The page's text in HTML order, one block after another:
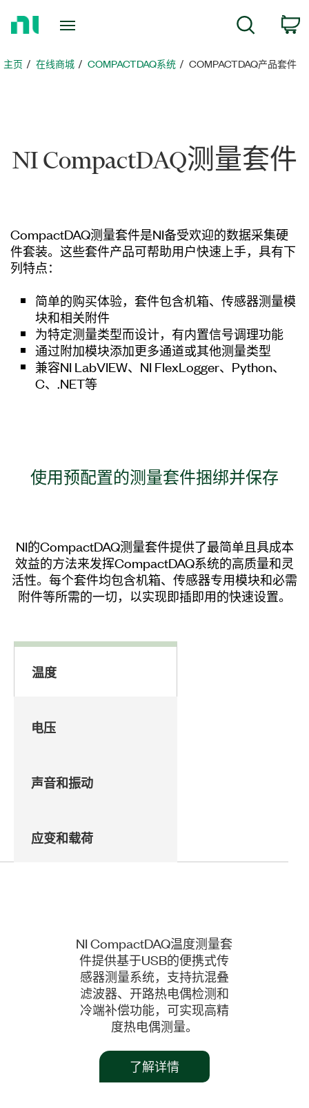
页主页 在线商城 COMPACTDAQ系统 COMPACTDAQ产品套件
NI CompactDAQ测量套件
CompactDAQ测量套件是NI备受欢迎的数据采集硬
件套装。这些套件产品可帮助用户快速上手，具有下
列特点：
简单的购买体验，套件包含机箱、传感器测量模
块和相关附件
为特定测量类型而设计，有内置信号调理功能
通过附加模块添加更多通道或其他测量类型
兼容NI LabVIEW、NI FlexLogger、Python、
C、.NET等
使用预配置的测量套件捆绑并保存
NI的CompactDAQ测量套件提供了最简单且具成本
效益的方法来发挥CompactDAQ系统的高质量和灵
活性。每个套件均包含机箱、传感器专用模块和必需
附件等所需的一切，以实现即插即用的快速设置。
温度
电压
声音和振动
应变和载荷
NI CompactDAQ温度测量套
件提供基于USB的便携式传
感器测量系统，支持抗混叠
滤波器、开路热电偶检测和
冷端补偿功能，可实现高精
度热电偶测量。
了解详情